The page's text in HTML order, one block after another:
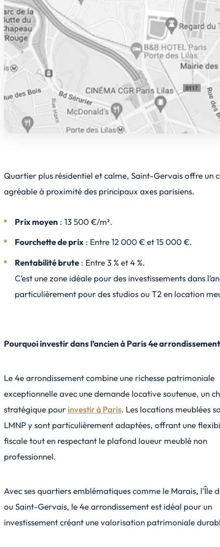
Quartier plus résidentiel et calme, Saint-Gervais offre un
agréable à proximité des principaux axes parisiens.
Prix moyen : 13 500 €/m².
Fourchette de prix : Entre 12 000 € et 15 000 €.
Rentabilité brute : Entre 3 % et 4 %.
C’est une zone idéale pour des investissements dans
particulièrement pour des studios ou T2 en location
Pourquoi investir dans l’ancien à Paris 4e
Le 4e arrondissement combine une richesse patrimoniale
exceptionnelle avec une demande locative soutenue, un
stratégique pour investir à Paris. Les locations meublées
LMNP y sont particulièrement adaptées, offrant une
fiscale tout en respectant le plafond loueur meublé non
professionnel.
Avec ses quartiers emblématiques comme le Marais, l’Île
ou Saint-Gervais, le 4e arrondissement est idéal pour un
investissement créant une valorisation patrimoniale